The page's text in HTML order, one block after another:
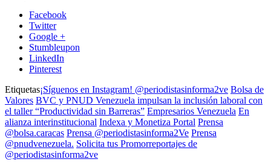
Facebook
Twitter
Google +
Stumbleupon
LinkedIn
Pinterest
Etiquetas¡Síguenos en Instagram! @periodistasinforma2ve Bolsa de
Valores BVC y PNUD Venezuela impulsan la inclusión laboral con
el taller “Productividad sin Barreras” Empresarios Venezuela En
alianza interinstitucional Indexa y Monetiza Portal Prensa
@bolsa.caracas Prensa @periodistasinforma2Ve Prensa
@pnudvenezuela. Solicita tus Promorreportajes de
@periodistasinforma2ve